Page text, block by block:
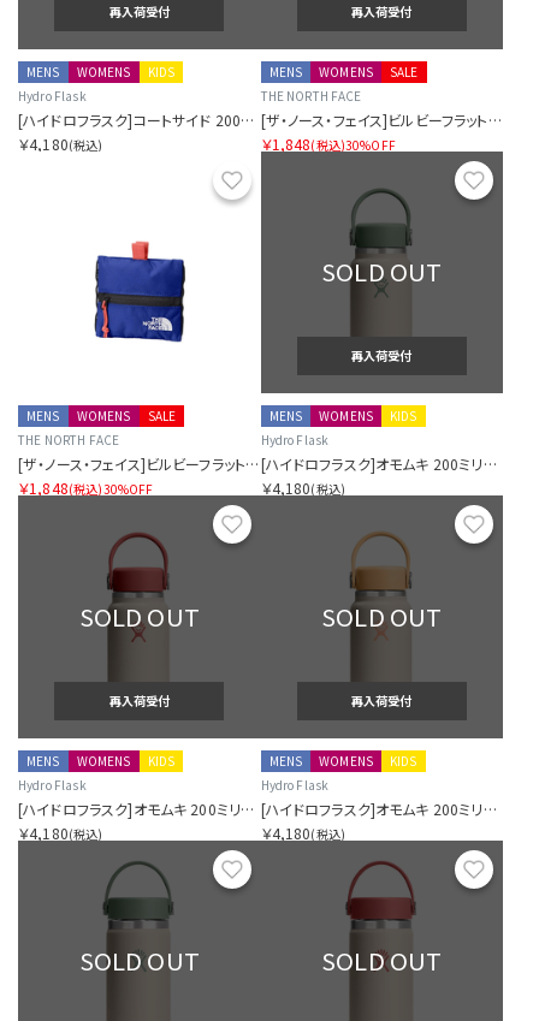
再入荷受付
MENS WOMENS
KIDS
Hydro Flask
[ハイドロフラスク]コートサイド 200ミリリットル マイクロ ハイドロ ローズヒップピンク
￥4,180(税込)
再入荷受付
SALE
MENS
WOMENS
THE NORTH FACE
[ザ・ノース・フェイス]ビルビーフラットポーチS
￥1,848(税込)30%OFF
お気に入り
SALE
MENS
WOMENS
THE NORTH FACE
[ザ・ノース・フェイス]ビルビーフラットポーチS
￥1,848(税込)30%OFF
SOLD OUT
再入荷受付
MENS WOMENS
KIDS
Hydro Flask
[ハイドロフラスク]オモムキ 200ミリリットル マイクロ ハイドロ マッチャ
￥4,180(税込)
お気に入り
SOLD OUT
再入荷受付
MENS WOMENS
KIDS
Hydro Flask
[ハイドロフラスク]オモムキ 200ミリリットル マイクロ ハイドロ アカネ
￥4,180(税込)
SOLD OUT
再入荷受付
MENS WOMENS
KIDS
Hydro Flask
[ハイドロフラスク]オモムキ 200ミリリットル マイクロ ハイドロ カラシ
￥4,180(税込)
お気に入り
SOLD OUT SOLD OUT